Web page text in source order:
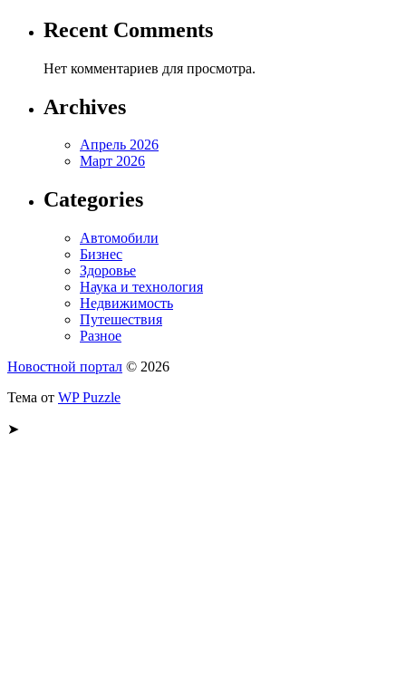
Recent Comments
Нет комментариев для просмотра.
Archives
Апрель 2026
Март 2026
Categories
Автомобили
Бизнес
Здоровье
Наука и технология
Недвижимость
Путешествия
Разное
Новостной портал © 2026
Тема от WP Puzzle
➤